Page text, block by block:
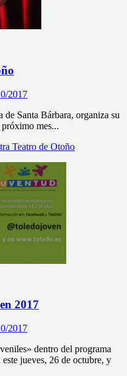
2017
Santa Bárbara, organiza su
mes...
Teatro de Otoño
2017
2017
dentro del programa
este jueves, 26 de octubre, y